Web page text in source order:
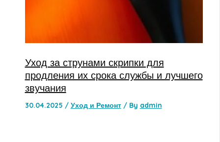
Уход за струнами скрипки для
продления их срока службы и лучшего
звучания
30.04.2025 / Уход и Ремонт/ By admin